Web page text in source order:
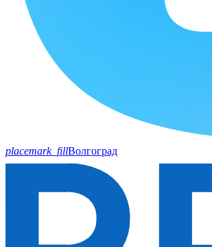
placemark_fillВолгоград